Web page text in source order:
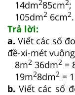
14dm285cm2;
105dm2 6cm2.
Trả lời:
a. Viết các số
đề-xi-mét
8m2 36dm2 =
19m28dm2 =
b.Viết các số